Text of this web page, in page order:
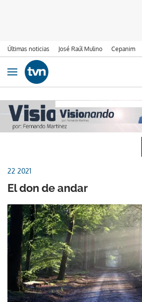
Últimas noticias José Raúl Mulino Cepanim
Ir al contenido
Obrir navegació
Visionando
22 2021
El don de andar